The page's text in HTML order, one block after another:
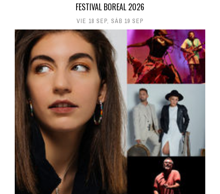
FESTIVAL BOREAL 2026
VIE 18 SEP, SÁB 19 SEP